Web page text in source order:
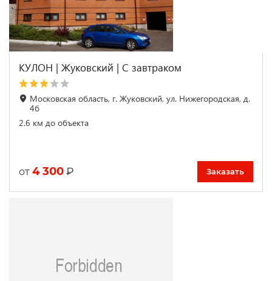
КУЛОН | Жуковский | С завтраком
Московская область, г. Жуковский, ул. Нижегородская, д.
4б
2.6 км до объекта
от 4 300 ₽ Заказать